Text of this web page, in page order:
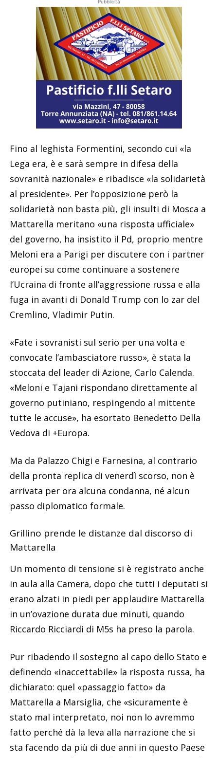
Pubblicità
Fino al leghista Formentini, secondo cui «la
Lega era, è e sarà sempre in difesa della
sovranità nazionale» e ribadisce «la solidarietà
al presidente». Per l’opposizione però la
solidarietà non basta più, gli insulti di Mosca a
Mattarella meritano «una risposta ufficiale»
del governo, ha insistito il Pd, proprio mentre
Meloni era a Parigi per discutere con i partner
europei su come continuare a sostenere
l’Ucraina di fronte all’aggressione russa e alla
fuga in avanti di Donald Trump con lo zar del
Cremlino, Vladimir Putin.
«Fate i sovranisti sul serio per una volta e
convocate l’ambasciatore russo», è stata la
stoccata del leader di Azione, Carlo Calenda.
«Meloni e Tajani rispondano direttamente al
governo putiniano, respingendo al mittente
tutte le accuse», ha esortato Benedetto Della
Vedova di +Europa.
Ma da Palazzo Chigi e Farnesina, al contrario
della pronta replica di venerdì scorso, non è
arrivata per ora alcuna condanna, né alcun
passo diplomatico formale.
Grillino prende le distanze dal discorso di
Mattarella
Un momento di tensione si è registrato anche
in aula alla Camera, dopo che tutti i deputati si
erano alzati in piedi per applaudire Mattarella
in un’ovazione durata due minuti, quando
Riccardo Ricciardi di M5s ha preso la parola.
Pur ribadendo il sostegno al capo dello Stato e
definendo «inaccettabile» la risposta russa, ha
dichiarato: quel «passaggio fatto» da
Mattarella a Marsiglia, che «sicuramente è
stato mal interpretato, noi non lo avremmo
fatto perché dà la leva alla narrazione che si
sta facendo da più di due anni in questo Paese